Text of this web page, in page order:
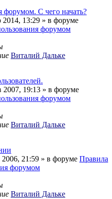
форумом. С чего начать?
2014, 13:29 » в форуме
форумом
Виталий Дальке
2007, 19:13 » в форуме
форумом
Виталий Дальке
2006, 21:59 » в форуме Правила
форумом
Виталий Дальке